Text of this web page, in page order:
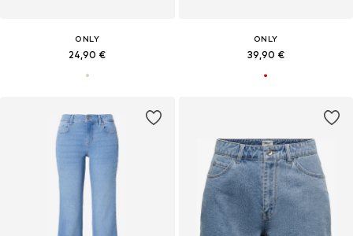
ONLY
24,90 €
ONLY
39,90 €